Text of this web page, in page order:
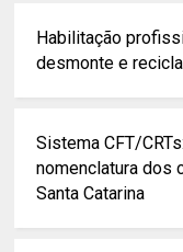
Habilitação
desmonte e
Sistema CFT/
nomenclatura dos
Santa Catarina